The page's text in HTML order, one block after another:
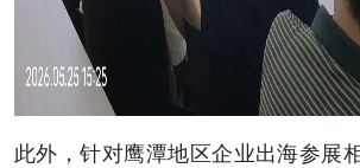
此外，针对鹰潭地区企业出海参展